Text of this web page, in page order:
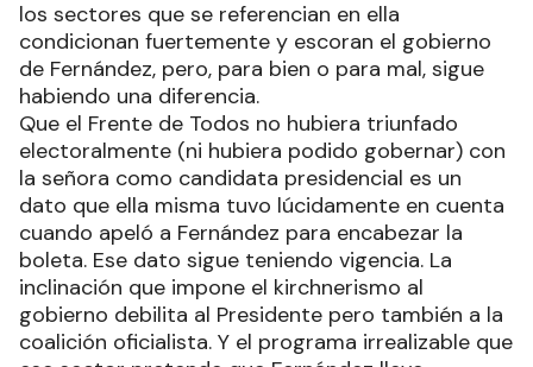
los sectores que se referencian en ella
condicionan fuertemente y escoran el gobierno
de Fernández, pero, para bien o para mal, sigue
habiendo una diferencia.
Que el Frente de Todos no hubiera triunfado
electoralmente (ni hubiera podido gobernar) con
la señora como candidata presidencial es un
dato que ella misma tuvo lúcidamente en cuenta
cuando apeló a Fernández para encabezar la
boleta. Ese dato sigue teniendo vigencia. La
inclinación que impone el kirchnerismo al
gobierno debilita al Presidente pero también a la
coalición oficialista. Y el programa irrealizable que